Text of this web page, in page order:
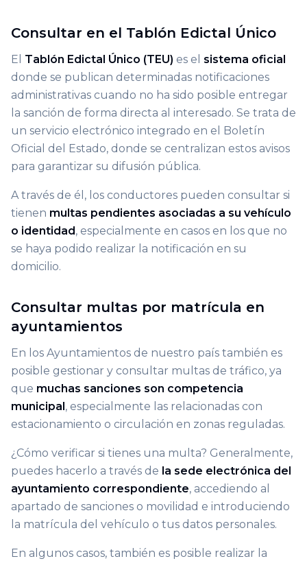
Consultar en el Tablón Edictal Único
El Tablón Edictal Único (TEU) es el sistema oficial
donde se publican determinadas notificaciones
administrativas cuando no ha sido posible entregar
la sanción de forma directa al interesado. Se trata de
un servicio electrónico integrado en el Boletín
Oficial del Estado, donde se centralizan estos avisos
para garantizar su difusión pública.
A través de él, los conductores pueden consultar si
tienen multas pendientes asociadas a su vehículo
o identidad , especialmente en casos en los que no
se haya podido realizar la notificación en su
domicilio.
Consultar multas por matrícula en
ayuntamientos
En los Ayuntamientos de nuestro país también es
posible gestionar y consultar multas de tráfico, ya
que muchas sanciones son competencia
municipal , especialmente las relacionadas con
estacionamiento o circulación en zonas reguladas.
¿Cómo verificar si tienes una multa? Generalmente,
puedes hacerlo a través de la sede electrónica del
ayuntamiento correspondiente, accediendo al
apartado de sanciones o movilidad e introduciendo
la matrícula del vehículo o tus datos personales.
En algunos casos, también es posible realizar la